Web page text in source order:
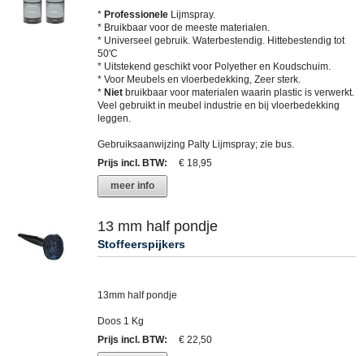
* Professionele Lijmspray.
* Bruikbaar voor de meeste materialen.
* Universeel gebruik. Waterbestendig. Hittebestendig tot
50'C
* Uitstekend geschikt voor Polyether en Koudschuim.
* Voor Meubels en vloerbedekking, Zeer sterk.
* Niet bruikbaar voor materialen waarin plastic is verwerkt.
Veel gebruikt in meubel industrie en bij vloerbedekking
leggen.
Gebruiksaanwijzing Palty Lijmspray; zie bus.
Prijs incl. BTW:
€ 18,95
meer info
13 mm half pondje
Stoffeerspijkers
13mm half pondje
Doos 1 Kg
Prijs incl. BTW: € 22,50